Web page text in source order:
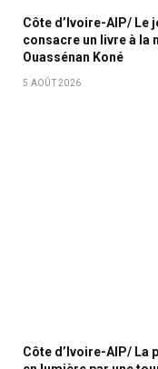
Côte d’Ivoire-AIP/
consacre un livre à la
Ouassénan Koné
5 AOÛT 2026
Côte d’Ivoire-AIP/